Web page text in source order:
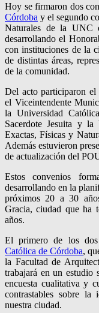
Hoy se firmaron dos
Córdoba y el segundo
Naturales de la UNC
desarrollando el
con instituciones de la
de distintas áreas,
de la comunidad.
Del acto participaron el
el Viceintendente
la Universidad
Sacerdote Jesuita y
Exactas, Físicas y
Además estuvieron
de actualización del
Estos convenios
desarrollando en la
próximos 20 a 30
Gracia, ciudad que ha
años.
El primero de los
Católica de Córdoba,
la Facultad de
trabajará en un estudio
encuesta cualitativa y
contrastables sobre
nuestra ciudad.